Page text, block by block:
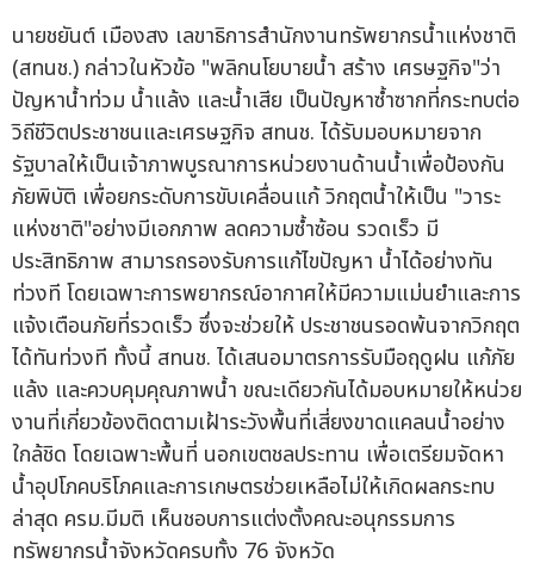
นายชยันต์ เมืองสง เลขาธิการสำนักงานทรัพยากรน้ำแห่งชาติ
(สทนช.) กล่าวในหัวข้อ "พลิกนโยบายน้ำ สร้าง เศรษฐกิจ"ว่า
ปัญหาน้ำท่วม น้ำแล้ง และน้ำเสีย เป็นปัญหาซ้ำซากที่กระทบต่อ
วิถีชีวิตประชาชนและเศรษฐกิจ สทนช. ได้รับมอบหมายจาก
รัฐบาลให้เป็นเจ้าภาพบูรณาการหน่วยงานด้านน้ำเพื่อป้องกัน
ภัยพิบัติ เพื่อยกระดับการขับเคลื่อนแก้ วิกฤตน้ำให้เป็น "วาระ
แห่งชาติ"อย่างมีเอกภาพ ลดความซ้ำซ้อน รวดเร็ว มี
ประสิทธิภาพ สามารถรองรับการแก้ไขปัญหา น้ำได้อย่างทัน
ท่วงที โดยเฉพาะการพยากรณ์อากาศให้มีความแม่นยำและการ
แจ้งเตือนภัยที่รวดเร็ว ซึ่งจะช่วยให้ ประชาชนรอดพ้นจากวิกฤต
ได้ทันท่วงที ทั้งนี้ สทนช. ได้เสนอมาตรการรับมือฤดูฝน แก้ภัย
แล้ง และควบคุมคุณภาพน้ำ ขณะเดียวกันได้มอบหมายให้หน่วย
งานที่เกี่ยวข้องติดตามเฝ้าระวังพื้นที่เสี่ยงขาดแคลนน้ำอย่าง
ใกล้ชิด โดยเฉพาะพื้นที่ นอกเขตชลประทาน เพื่อเตรียมจัดหา
น้ำอุปโภคบริโภคและการเกษตรช่วยเหลือไม่ให้เกิดผลกระทบ
ล่าสุด ครม.มีมติ เห็นชอบการแต่งตั้งคณะอนุกรรมการ
ทรัพยากรน้ำจังหวัดครบทั้ง 76 จังหวัด